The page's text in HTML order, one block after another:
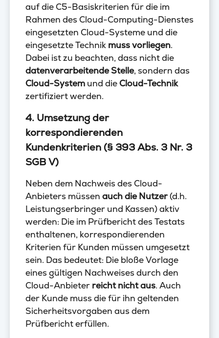
auf die C5-Basiskriterien für die im
Rahmen des Cloud-Computing-Dienstes
eingesetzten Cloud-Systeme und die
eingesetzte Technik muss vorliegen.
Dabei ist zu beachten, dass nicht die
datenverarbeitende Stelle, sondern das
Cloud-System und dieCloud-Technik
zertifiziert werden.
4. Umsetzung der
korrespondierenden
Kundenkriterien (§ 393 Abs. 3 Nr. 3
SGB V)
Neben dem Nachweis des Cloud-
Anbieters müssen auch die Nutzer(d.h.
Leistungserbringer und Kassen) aktiv
werden: Die im Prüfbericht des Testats
enthaltenen, korrespondierenden
Kriterien für Kunden müssen umgesetzt
sein. Das bedeutet: Die bloße Vorlage
eines gültigen Nachweises durch den
Cloud-Anbieter reicht nicht aus. Auch
der Kunde muss die für ihn geltenden
Sicherheitsvorgaben aus dem
Prüfbericht erfüllen.